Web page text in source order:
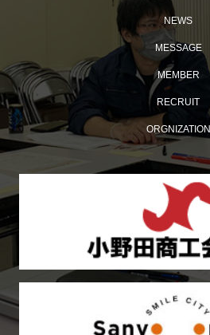
【おのだ七夕まつり2026】ケント
てくる！
NEWS
MESSAGE
MEMBER
RECRUIT
ORGNIZATION